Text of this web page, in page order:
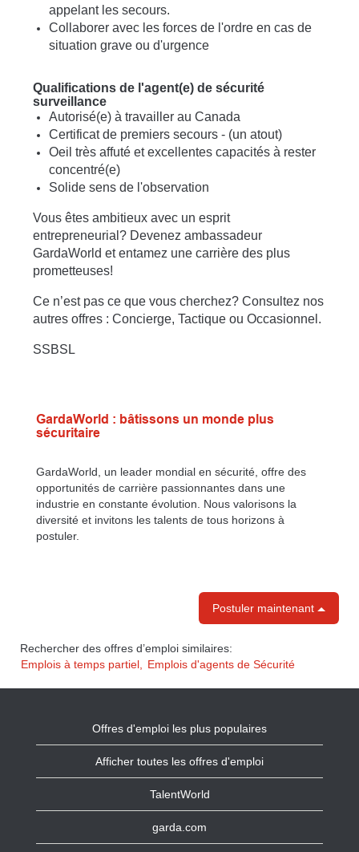
appelant les secours.
Collaborer avec les forces de l'ordre en cas de
situation grave ou d'urgence
Qualifications de l'agent(e) de sécurité
surveillance
Autorisé(e) à travailler au Canada
Certificat de premiers secours - (un atout)
Oeil très affuté et excellentes capacités à rester
concentré(e)
Solide sens de l'observation
Vous êtes ambitieux avec un esprit
entrepreneurial? Devenez ambassadeur
GardaWorld et entamez une carrière des plus
prometteuses!
Ce n’est pas ce que vous cherchez? Consultez nos
autres offres : Concierge, Tactique ou Occasionnel.
SSBSL
GardaWorld : bâtissons un monde plus
sécuritaire
GardaWorld, un leader mondial en sécurité, offre des
opportunités de carrière passionnantes dans une
industrie en constante évolution. Nous valorisons la
diversité et invitons les talents de tous horizons à
postuler.
Postuler maintenant
Rechercher des offres d’emploi similaires:
Emplois à temps partiel,
Emplois d'agents de Sécurité
Offres d'emploi les plus populaires
Afficher toutes les offres d'emploi
TalentWorld
garda.com